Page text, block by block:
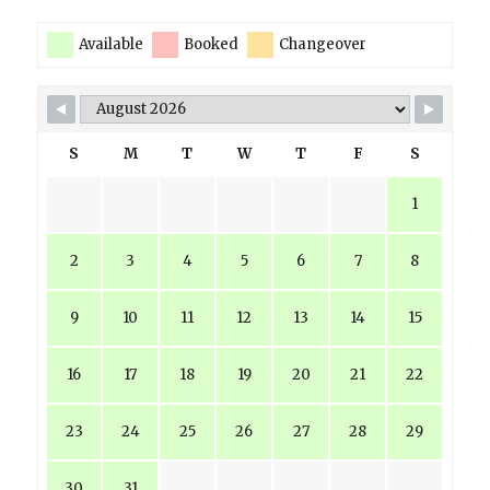
Available Booked Changeover
S M T W T F S
1
2 3 4 5 6 7 8
9 10 11 12 13 14 15
16 17 18 19 20 21 22
23 24 25 26 27 28 29